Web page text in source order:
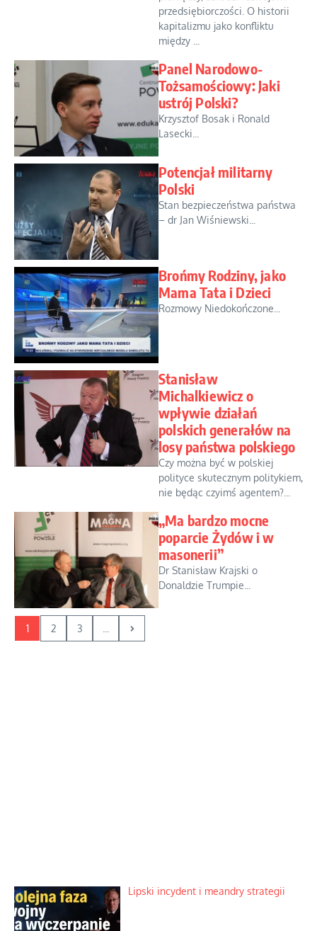
przedsiębiorczości. O historii
kapitalizmu jako konfliktu
między ...
Panel Narodowo-
Tożsamościowy: Jaki
ustrój Polski?
Krzysztof Bosak i Ronald
Lasecki...
Potencjał militarny
Polski
Stan bezpieczeństwa państwa
– dr Jan Wiśniewski...
Brońmy Rodziny, jako
Mama Tata i Dzieci
Rozmowy Niedokończone...
Stanisław
Michalkiewicz o
wpływie działań
polskich generałów na
losy państwa polskiego
Czy można być w polskiej
polityce skutecznym politykiem,
nie będąc czyimś agentem?...
„Ma bardzo mocne
poparcie Żydów i w
masonerii”
Dr Stanisław Krajski o
Donaldzie Trumpie...
1 2 3
Lipski incydent i meandry strategii